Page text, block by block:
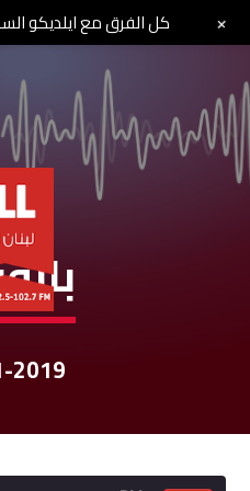
نشرات
2019
كل الفرق مع ايلديكو +